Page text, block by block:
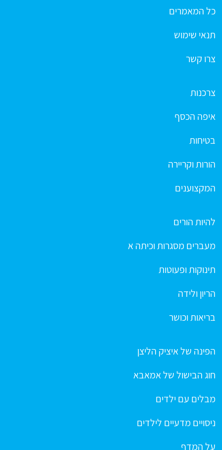
כל המאמרים
תנאי שימוש
צרו קשר
צרכנות
איפה הכסף
בטיחות
הורות וקריירה
המקצוענים
להיות הורים
מעברים מסגרות וכיתה א
תינוקות ופעוטות
הריון ולידה
בריאות וכושר
הפינה של איציק הליצן
חוג הבישול של אמאבא
מבלים עם ילדים
ניסויים מדעיים לילדים
על המדף